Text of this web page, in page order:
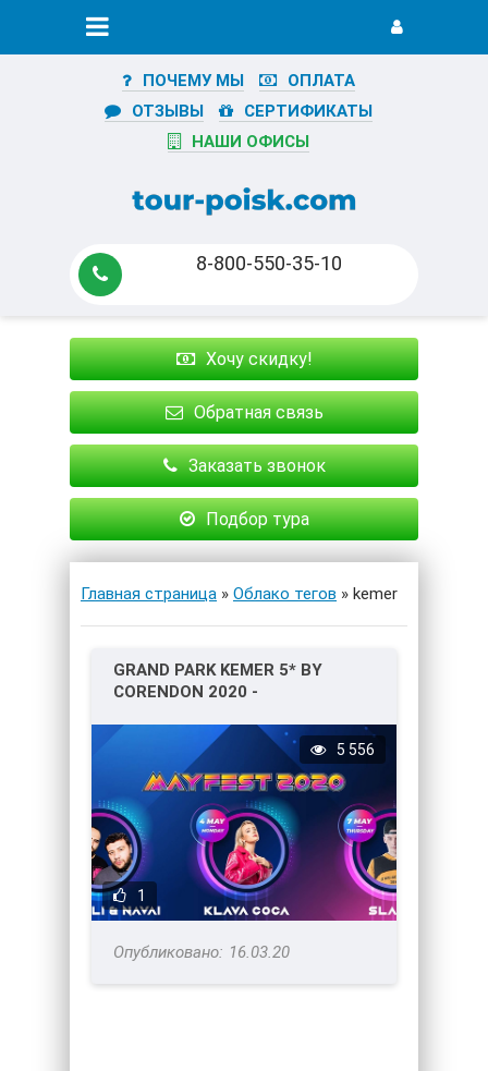
ПОЧЕМУ МЫ
ОПЛАТА
ОТЗЫВЫ
СЕРТИФИКАТЫ
НАШИ ОФИСЫ
8-800-550-35-10
Хочу скидку!
Обратная связь
Заказать звонок
Подбор тура
Главная страница » Облако тегов » kemer
GRAND PARK KEMER 5* BY
CORENDON 2020 -
ФЕСТИВАЛЬ
1
5 556
16.03.20